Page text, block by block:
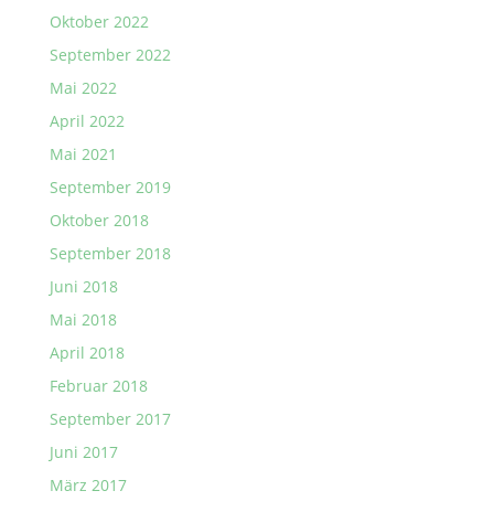
Oktober 2022
September 2022
Mai 2022
April 2022
Mai 2021
September 2019
Oktober 2018
September 2018
Juni 2018
Mai 2018
April 2018
Februar 2018
September 2017
Juni 2017
März 2017